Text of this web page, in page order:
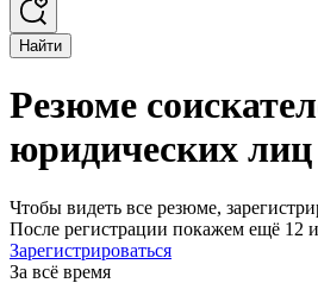
Найти
Резюме
юридических
Чтобы видеть все резюме,
После регистрации покажем ещё 12
Зарегистрироваться
За всё время